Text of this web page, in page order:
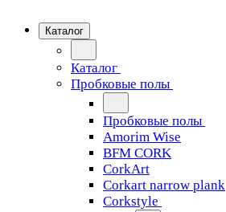
Каталог
Каталог
Пробковые полы
Пробковые полы
Amorim Wise
BFM CORK
CorkArt
Corkart narrow plank
Corkstyle